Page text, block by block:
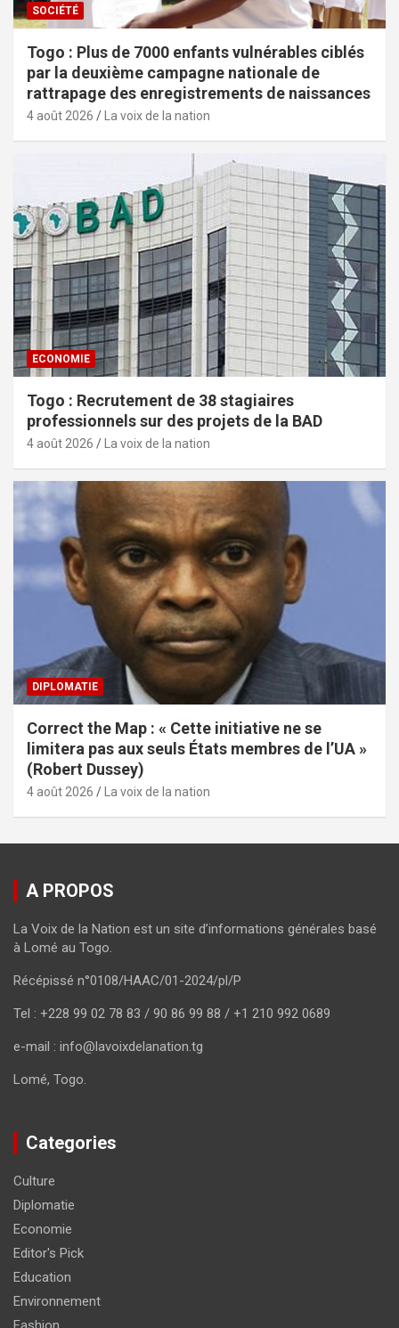
SOCIÉTÉ
Togo : Plus de 7000 enfants vulnérables ciblés
par la deuxième campagne nationale de
rattrapage des enregistrements de naissances
4 août 2026 La voix de la nation
ECONOMIE
Togo : Recrutement de 38 stagiaires
professionnels sur des projets de la BAD
4 août 2026 La voix de la nation
DIPLOMATIE
Correct the Map : « Cette initiative ne se
limitera pas aux seuls États membres de l’UA »
(Robert Dussey)
4 août 2026 La voix de la nation
A PROPOS
La Voix de la Nation est un site d’informations générales basé
à Lomé au Togo.
Récépissé n°0108/HAAC/01-2024/pl/P
Tel : +228 99 02 78 83 / 90 86 99 88 / +1 210 992 0689
e-mail : info@lavoixdelanation.tg
Lomé, Togo.
Categories
Culture
Diplomatie
Economie
Editor's Pick
Education
Environnement